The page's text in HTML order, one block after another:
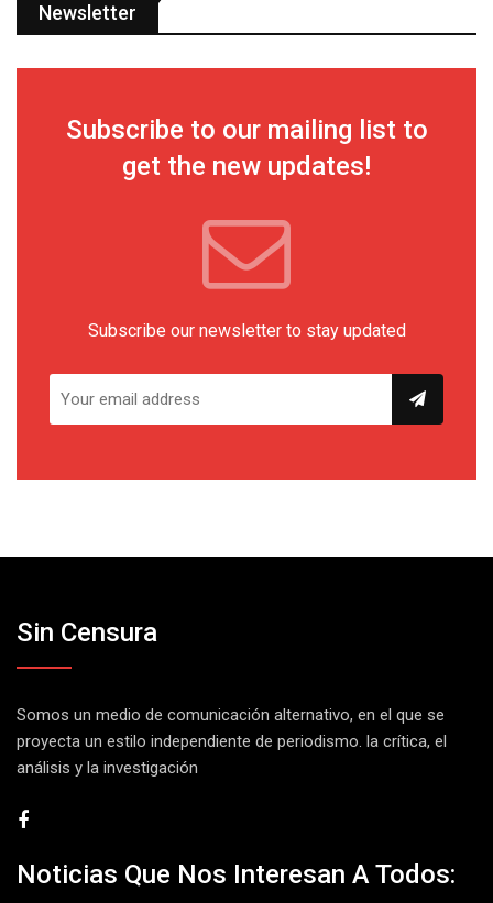
Newsletter
Subscribe to our mailing list to
get the new updates!
Subscribe our newsletter to stay updated
Sin Censura
Somos un medio de comunicación alternativo, en el que se
proyecta un estilo independiente de periodismo. la crítica, el
análisis y la investigación
Noticias Que Nos Interesan A Todos: